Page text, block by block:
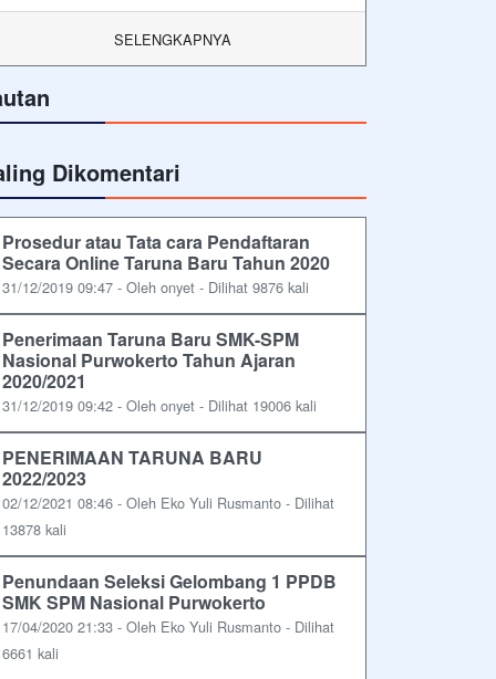
SELENGKAPNYA
Dikomentari
Prosedur atau Tata cara Pendaftaran
Secara Online Taruna Baru Tahun 2020
31/12/2019 09:47 - Oleh onyet - Dilihat 9876 kali
Penerimaan Taruna Baru SMK-SPM
Nasional Purwokerto Tahun Ajaran
2020/2021
31/12/2019 09:42 - Oleh onyet - Dilihat 19006 kali
PENERIMAAN TARUNA BARU
2022/2023
02/12/2021 08:46 - Oleh Eko Yuli Rusmanto - Dilihat
13878 kali
Penundaan Seleksi Gelombang 1 PPDB
SMK SPM Nasional Purwokerto
17/04/2020 21:33 - Oleh Eko Yuli Rusmanto - Dilihat
6661 kali